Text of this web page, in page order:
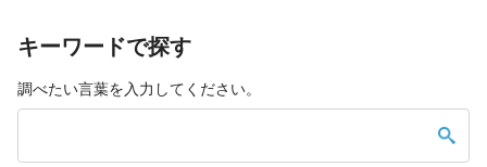
キーワードで探す
調べたい言葉を入力してください。